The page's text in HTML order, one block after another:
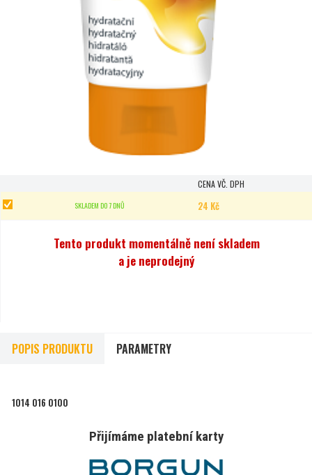
CENA VČ. DPH
SKLADEM DO 7 DNŮ 24 Kč
Tento produkt momentálně není skladem
a je neprodejný
POPIS PRODUKTU PARAMETRY
1014 016 0100
Přijímáme platební karty